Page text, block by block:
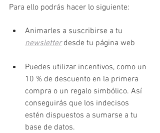
Para ello podrás hacer lo siguiente:
Animarles a suscribirse a tu
newsletter desde tu página web
Puedes utilizar incentivos, como un
10 % de descuento en la primera
compra o un regalo simbólico. Así
conseguirás que los indecisos
estén dispuestos a sumarse a tu
base de datos.